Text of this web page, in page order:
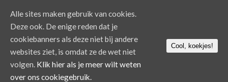
Alle sites maken gebruik van cookies.
Deze ook. De enige reden dat je
cookiebanners als deze niet bij andere
websites ziet, is omdat ze de wet niet
volgen. Klik hier als je meer wilt weten
over ons cookiegebruik.
Cool, koekjes!